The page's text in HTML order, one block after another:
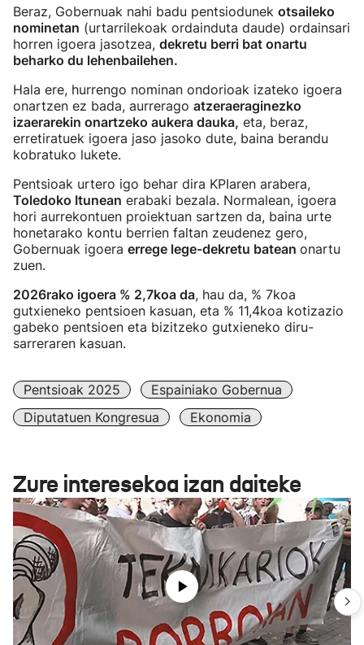
Beraz, Gobernuak nahi badu pentsiodunek otsaileko
nominetan (urtarrilekoak ordainduta daude) ordainsari
horren igoera jasotzea, dekretu berri bat onartu
beharko du lehenbailehen.
Hala ere, hurrengo nominan ondorioak izateko igoera
onartzen ez bada, aurrerago atzeraeraginezko
izaerarekin onartzeko aukera dauka, eta, beraz,
erretiratuek igoera jaso jasoko dute, baina berandu
kobratuko lukete.
Pentsioak urtero igo behar dira KPIaren arabera,
Toledoko Itunean erabaki bezala. Normalean, igoera
hori aurrekontuen proiektuan sartzen da, baina urte
honetarako kontu berrien faltan zeudenez gero,
Gobernuak igoera errege lege-dekretu batean onartu
zuen.
2026rako igoera % 2,7koa da, hau da, % 7koa
gutxieneko pentsioen kasuan, eta % 11,4koa kotizazio
gabeko pentsioen eta bizitzeko gutxieneko diru-
sarreraren kasuan.
Pentsioak 2025
Espainiako Gobernua
Diputatuen Kongresua
Ekonomia
Zure interesekoa izan daiteke